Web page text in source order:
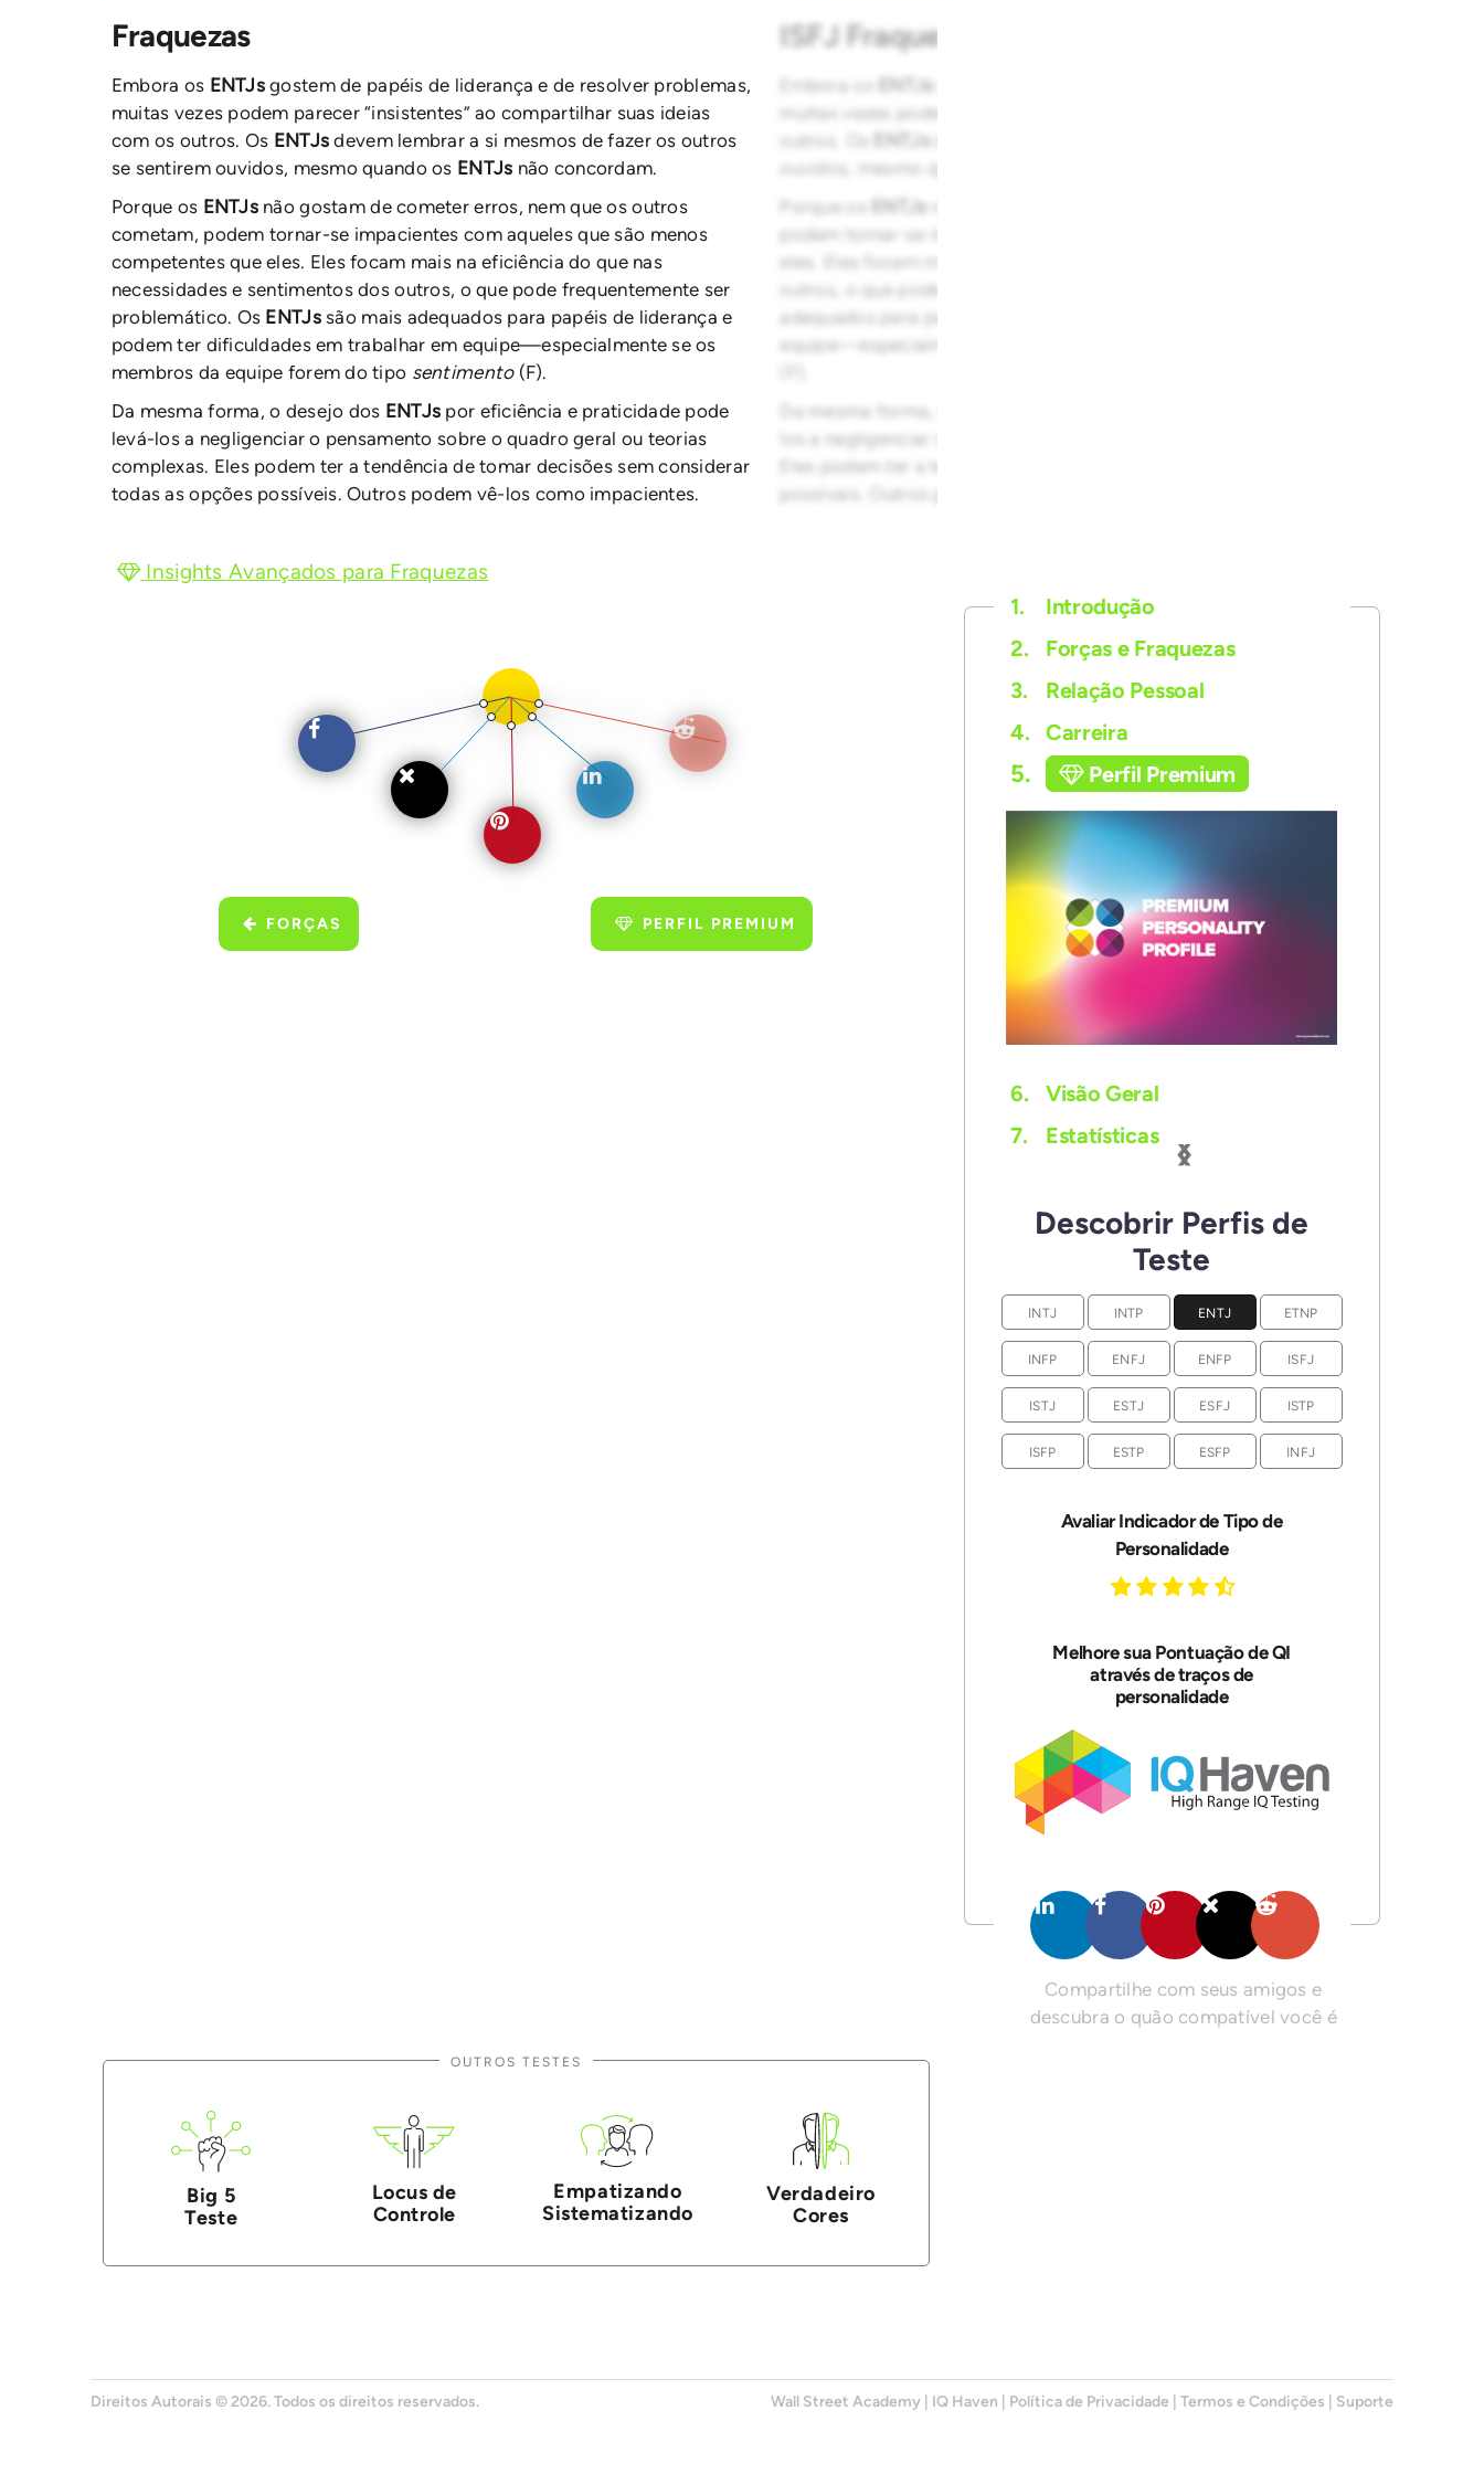
Fraquezas
Embora os ENTJsgostem de papéis de liderança e de resolver problemas,
muitas vezes podem parecer “insistentes” ao compartilhar suas ideias
com os outros. Os ENTJsdevem lembrar a si mesmos de fazer os outros
se sentirem ouvidos, mesmo quando os ENTJs não concordam.
Porque os ENTJs não gostam de cometer erros, nem que os outros
cometam, podem tornar-se impacientes com aqueles que são menos
competentes que eles. Eles focam mais na eficiência do que nas
necessidades e sentimentos dos outros, o que pode frequentemente ser
problemático. Os ENTJs são mais adequados para papéis de liderança e
podem ter dificuldades em trabalhar em equipe—especialmente se os
membros da equipe forem do tipo sentimento (F).
Da mesma forma, o desejo dos ENTJs por eficiência e praticidade pode
levá-los a negligenciar o pensamento sobre o quadro geral ou teorias
complexas. Eles podem ter a tendência de tomar decisões sem considerar
todas as opções possíveis. Outros podem vê-los como impacientes.
ISFJ Fraquezas
Embora os ENTJs
muitas vezes podem parecer “insistentes” ao compartilhar suas ideias com os
ENTJs
ouvidos, mesmo quando os
Porque os
ENTJs
podem tornar-se impacientes com aqueles que são menos competentes que
eles. Eles focam mais na eficiência do que nas necessidades e sentimentos dos
outros, o que pode frequentemente ser problemático. Os
adequados para papéis de liderança e podem ter dificuldades em trabalhar em
equipe—especialmente se os membros da equipe forem do tipo
Da mesma forma, o desejo dos
los a negligenciar o pensamento sobre o quadro geral ou teorias complexas.
Eles podem ter a tendência de tomar decisões sem considerar todas as opções
possíveis. Outros podem vê-los como impacientes.
Insights Avançados para Fraquezas
FORÇAS PERFIL PREMIUM
1.
Introdução
2.
Forças e Fraquezas
3.
Relação Pessoal
4.
Carreira
5. Perfil Premium
‹
›
6.
Visão Geral
7.
Estatísticas
Descobrir Perfis de
Teste
INTJ INTP ENTJ ETNP
INFP ENFJ ENFP ISFJ
ISTJ ESTJ ESFJ ISTP
ISFP ESTP ESFP INFJ
Avaliar Indicador de Tipo de
Personalidade
Melhore sua Pontuação de QI
através de traços de
personalidade
Compartilhe com seus amigos e
descubra o quão compatível você é
OUTROS TESTES
Big 5
Teste
Locus de
Controle
Empatizando
Sistematizando
Verdadeiro
Cores
Wall Street Academy IQ Haven Política de Privacidade Termos e Condições Suporte
Direitos Autorais © 2026. Todos os direitos reservados.